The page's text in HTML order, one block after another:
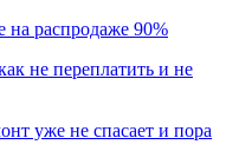
на распродаже 90%
не переплатить и не
уже не спасает и пора